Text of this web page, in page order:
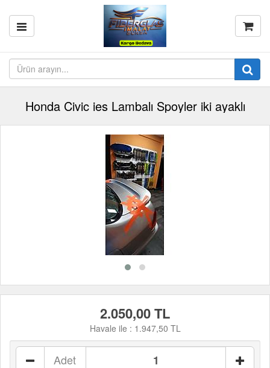
Honda Civic ies Lambalı Spoyler iki ayaklı
2.050,00 TL
Havale ile : 1.947,50 TL
Adet